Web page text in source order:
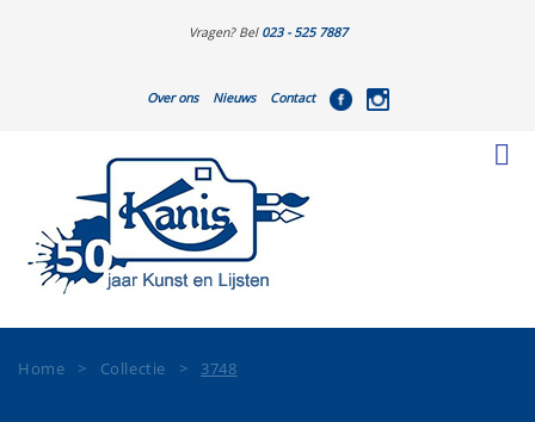
Vragen? Bel 023 - 525 7887
Over ons Nieuws Contact
Home > Collectie > 3748